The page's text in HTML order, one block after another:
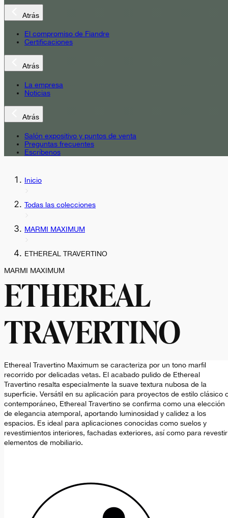
Atrás
El compromiso de Fiandre
Certificaciones
Atrás
La empresa
Noticias
Atrás
Salón expositivo y puntos de venta
Preguntas frecuentes
Escríbenos
Inicio
Todas las colecciones
MARMI MAXIMUM
ETHEREAL TRAVERTINO
MARMI MAXIMUM
ETHEREAL
TRAVERTINO
Ethereal Travertino Maximum se caracteriza por un tono marfil
recorrido por delicadas vetas. El acabado pulido de Ethereal
Travertino resalta especialmente la suave textura nubosa de la
superficie. Versátil en su aplicación para proyectos de estilo clásico
contemporáneo, Ethereal Travertino se confirma como una elección
de elegancia atemporal, aportando luminosidad y calidez a los
espacios. Es ideal para aplicaciones conocidas como suelos y
revestimientos interiores, fachadas exteriores, así como para revestir
elementos de mobiliario.